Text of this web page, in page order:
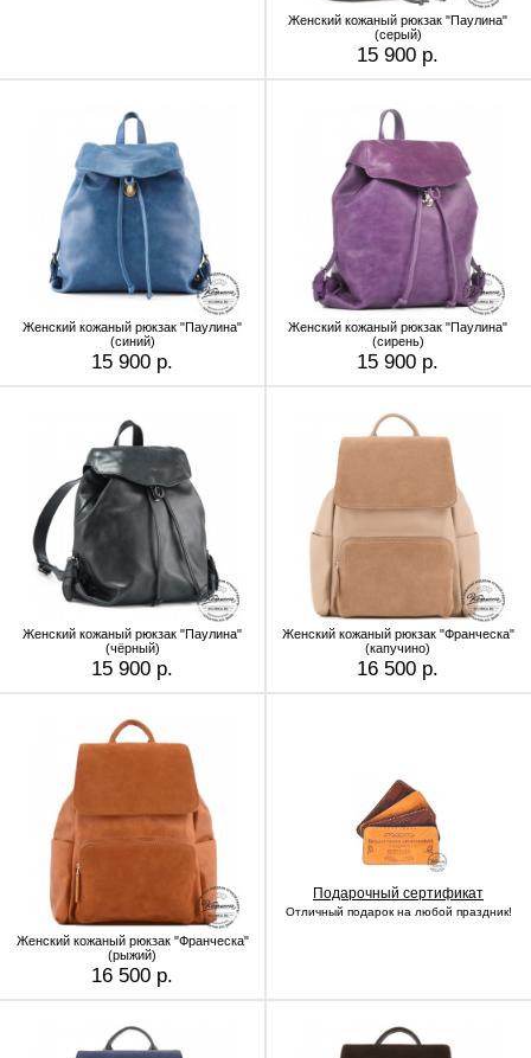
Женский кожаный рюкзак "Паулина"
(серый)
15 900 р.
Женский кожаный рюкзак "Паулина"
(синий)
15 900 р.
Женский кожаный рюкзак "Паулина"
(сирень)
15 900 р.
Женский кожаный рюкзак "Паулина"
(чёрный)
15 900 р.
Женский кожаный рюкзак "Франческа"
(капучино)
16 500 р.
Женский кожаный рюкзак "Франческа"
(рыжий)
16 500 р.
Подарочный сертификат
Отличный подарок на любой праздник!